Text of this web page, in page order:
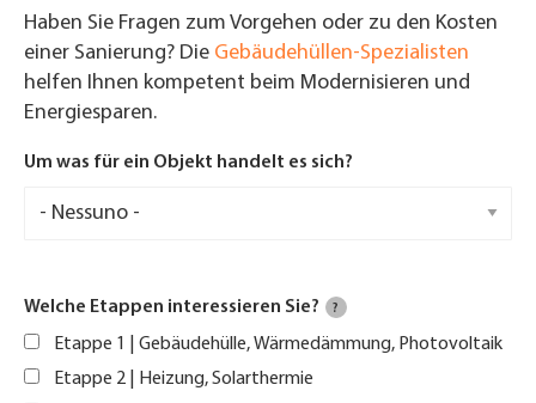
Haben Sie Fragen zum Vorgehen oder zu den Kosten
einer Sanierung? Die Gebäudehüllen-Spezialisten
helfen Ihnen kompetent beim Modernisieren und
Energiesparen.
Um was für ein Objekt handelt es sich?
Welche Etappen interessieren Sie? ?
Etappe 1 | Gebäudehülle, Wärmedämmung, Photovoltaik
Etappe 2 | Heizung, Solarthermie